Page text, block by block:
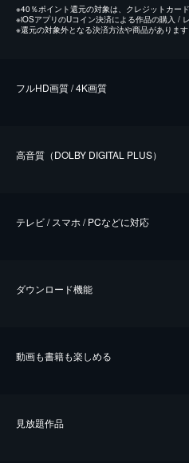
※40％ポイント還元の対象は、クレジットカー
※iOSアプリのUコイン決済による作品の購入 /
※還元の対象外となる決済方法や商品がありま
フルHD画質 / 4K画質
⾼⾳質（DOLBY DIGITAL PLUS）
テレビ / スマホ / PCなどに対応
ダウンロード機能
動画も書籍も楽しめる
⾒放題作品